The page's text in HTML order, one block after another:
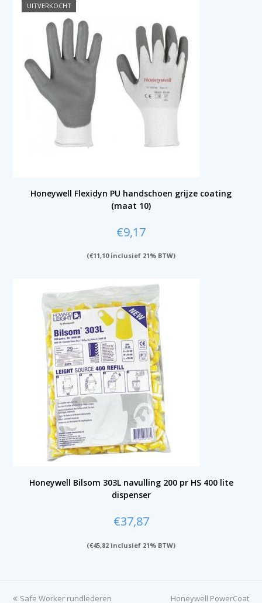
UITVERKOCHT
Honeywell Flexidyn PU handschoen grijze coating
(maat 10)
€9,17
(€11,10inclusief 21% BTW)
Honeywell Bilsom 303L navulling 200 pr HS 400 lite
dispenser
€37,87
(€45,82 inclusief 21% BTW)
previous
Safe Worker rundlederen next
Honeywell PowerCoat